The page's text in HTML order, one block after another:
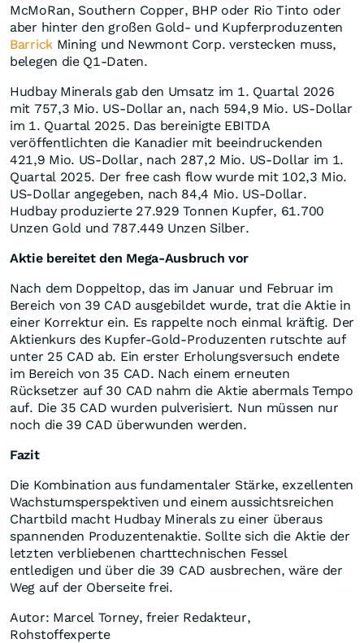
McMoRan, Southern Copper, BHP oder Rio Tinto oder
aber hinter den großen Gold- und Kupferproduzenten
BarrickMining und Newmont Corp. verstecken muss,
belegen die Q1-Daten.
Hudbay Minerals gab den Umsatz im 1. Quartal 2026
mit 757,3 Mio. US-Dollar an, nach 594,9 Mio. US-Dollar
im 1. Quartal 2025. Das bereinigte EBITDA
veröffentlichten die Kanadier mit beeindruckenden
421,9 Mio. US-Dollar, nach 287,2 Mio. US-Dollar im 1.
Quartal 2025. Der free cash flow wurde mit 102,3 Mio.
US-Dollar angegeben, nach 84,4 Mio. US-Dollar.
Hudbay produzierte 27.929 Tonnen Kupfer, 61.700
Unzen Gold und 787.449 Unzen Silber.
Aktie bereitet den Mega-Ausbruch vor
Nach dem Doppeltop, das im Januar und Februar im
Bereich von 39 CAD ausgebildet wurde, trat die Aktie in
einer Korrektur ein. Es rappelte noch einmal kräftig. Der
Aktienkurs des Kupfer-Gold-Produzenten rutschte auf
unter 25 CAD ab. Ein erster Erholungsversuch endete
im Bereich von 35 CAD. Nach einem erneuten
Rücksetzer auf 30 CAD nahm die Aktie abermals Tempo
auf. Die 35 CAD wurden pulverisiert. Nun müssen nur
noch die 39 CAD überwunden werden.
Fazit
Die Kombination aus fundamentaler Stärke, exzellenten
Wachstumsperspektiven und einem aussichtsreichen
Chartbild macht Hudbay Minerals zu einer überaus
spannenden Produzentenaktie. Sollte sich die Aktie der
letzten verbliebenen charttechnischen Fessel
entledigen und über die 39 CAD ausbrechen, wäre der
Weg auf der Oberseite frei.
Autor: Marcel Torney, freier Redakteur,
Rohstoffexperte